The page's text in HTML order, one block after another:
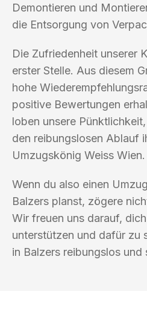
Demontieren und
die Entsorgung von
Die Zufriedenheit unserer
erster Stelle. Aus diesem
hohe
positive Bewertungen
loben unsere
den reibungslosen Ablauf
Umzugskönig Weiss Wien.
Wenn du also einen
Balzers planst, zögere
Wir freuen uns darauf,
unterstützen und dafür zu
in Balzers reibungslos und